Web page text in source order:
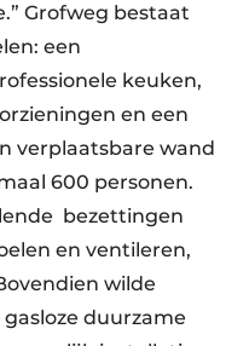
Grofweg bestaat
een
keuken,
en een
verplaatsbare wand
600 personen.
bezettingen
en ventileren,
wilde
duurzame